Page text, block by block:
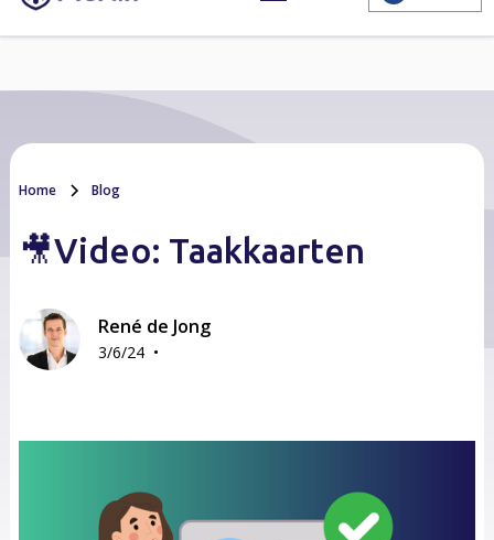
Home Blog
🎥Video: Taakkaarten
René de Jong
3/6/24 •